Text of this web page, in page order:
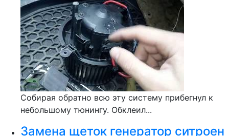
Собирая обратно всю эту систему прибегнул к
небольшому тюнингу. Обклеил...
Замена щеток генератор ситроен